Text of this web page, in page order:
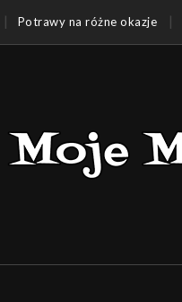
Potrawy na różne okazje